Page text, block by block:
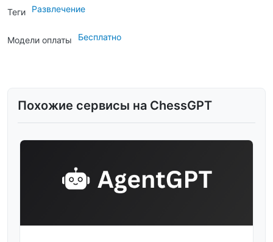
Теги Развлечение
Модели оплаты Бесплатно
Похожие сервисы на ChessGPT